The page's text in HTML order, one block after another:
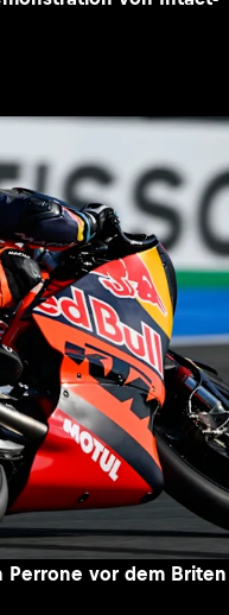
Perrone vor dem Briten